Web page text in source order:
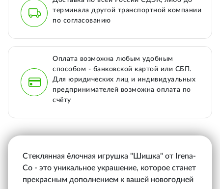
терминала другой транспортной компании
по согласованию
Оплата возможна любым удобным
способом - банковской картой или СБП.
Для юридических лиц и индивидуальных
предпринимателей возможна оплата по
счёту
Стеклянная ёлочная игрушка "Шишка" от Irena-
Co - это уникальное украшение, которое станет
прекрасным дополнением к вашей новогодней